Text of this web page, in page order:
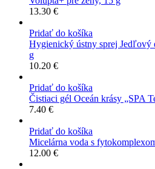
13.30 €
Pridať do košíka
Hygienický ústny sprej Jedľový
g
10.20 €
Pridať do košíka
Čistiaci gél Oceán krásy „SPA
7.40 €
Pridať do košíka
Micelárna voda s
12.00 €